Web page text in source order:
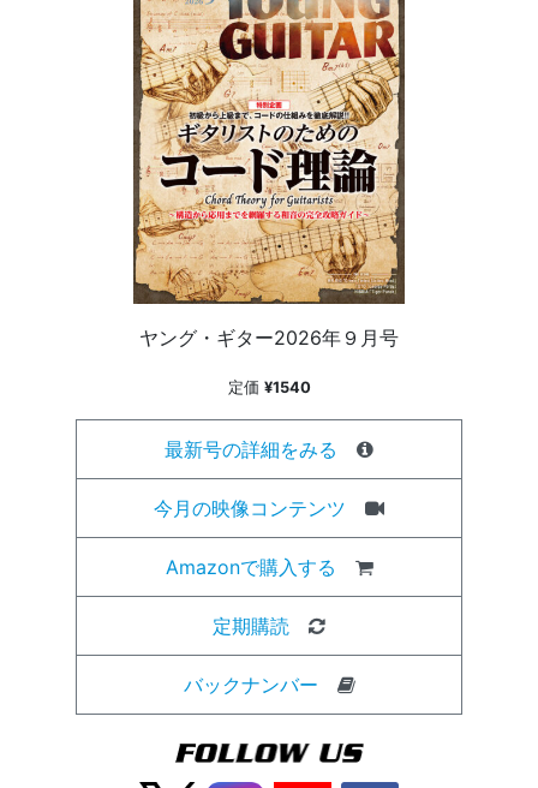
ヤング・ギター2026年９月号
定価 ¥1540
最新号の詳細をみる
今月の映像コンテンツ
Amazonで購入する
定期購読
バックナンバー